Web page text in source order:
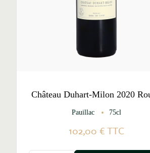
Château Duhart-Milon 2020
Pauillac 75cl
102,00 €TTC